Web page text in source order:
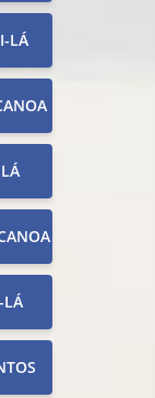
LÁ
LÁ